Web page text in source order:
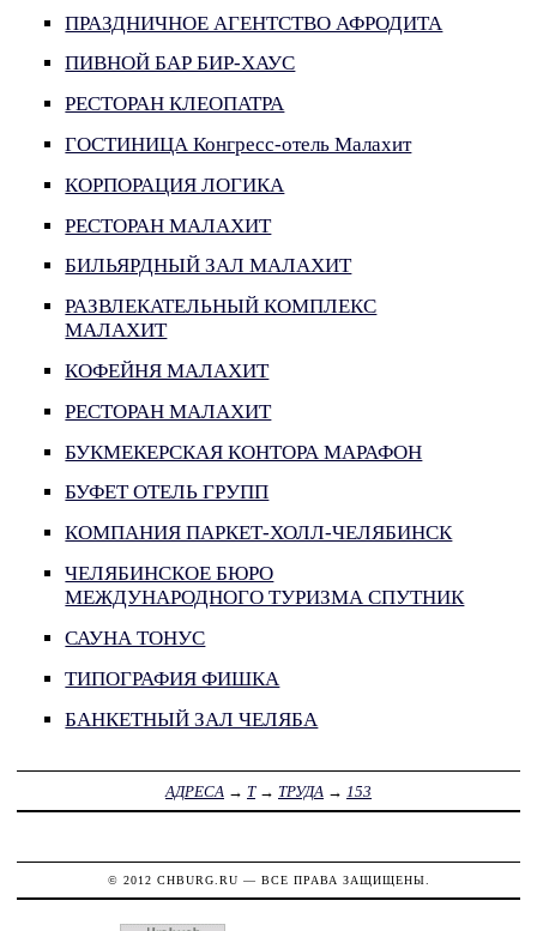
ПРАЗДНИЧНОЕ АГЕНТСТВО АФРОДИТА
ПИВНОЙ БАР БИР-ХАУС
РЕСТОРАН КЛЕОПАТРА
ГОСТИНИЦА Конгресс-отель Малахит
КОРПОРАЦИЯ ЛОГИКА
РЕСТОРАН МАЛАХИТ
БИЛЬЯРДНЫЙ ЗАЛ МАЛАХИТ
РАЗВЛЕКАТЕЛЬНЫЙ КОМПЛЕКС
МАЛАХИТ
КОФЕЙНЯ МАЛАХИТ
РЕСТОРАН МАЛАХИТ
БУКМЕКЕРСКАЯ КОНТОРА МАРАФОН
БУФЕТ ОТЕЛЬ ГРУПП
КОМПАНИЯ ПАРКЕТ-ХОЛЛ-ЧЕЛЯБИНСК
ЧЕЛЯБИНСКОЕ БЮРО
МЕЖДУНАРОДНОГО ТУРИЗМА СПУТНИК
САУНА ТОНУС
ТИПОГРАФИЯ ФИШКА
БАНКЕТНЫЙ ЗАЛ ЧЕЛЯБА
АДРЕСА → Т→ ТРУДА → 153
© 2012 CHBURG.RU — ВСЕ ПРАВА ЗАЩИЩЕНЫ.